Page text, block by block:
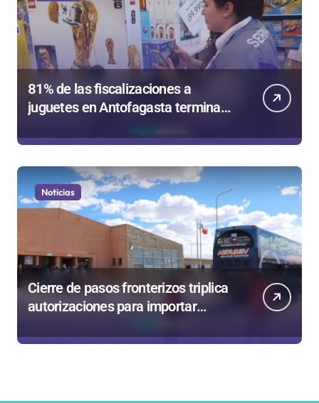
81% de las fiscalizaciones a
juguetes en Antofagasta termina
en sumarios sanitarios
Noticias
Cierre de pasos fronterizos triplica
autorizaciones para importar